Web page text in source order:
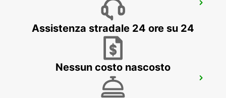
SAINT GAUDENS - FRANCE
Assistenza stradale 24 ore su 24
Nessun costo nascosto